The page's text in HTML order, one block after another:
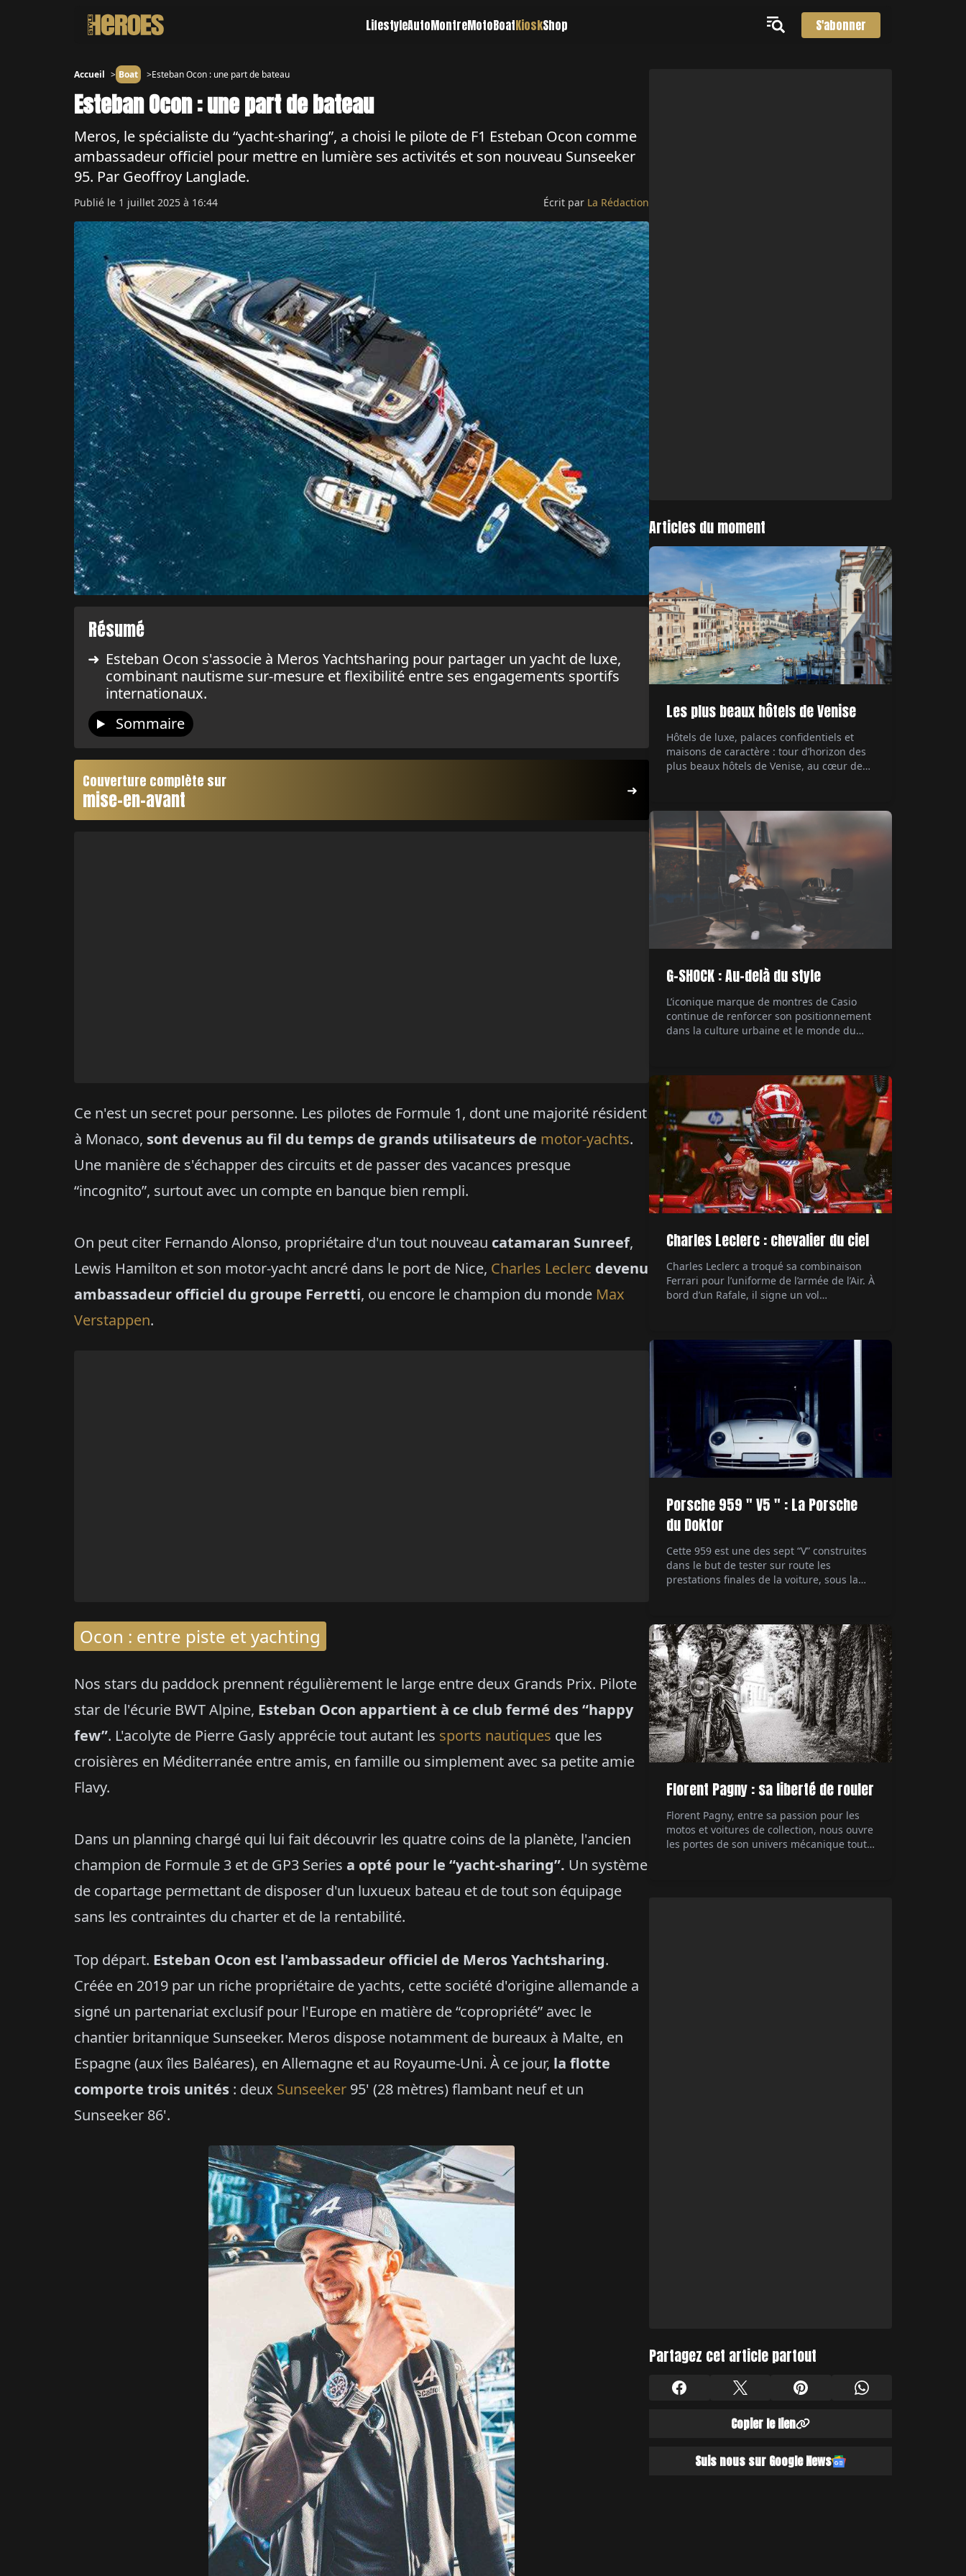
LifestyleAutoMontreMotoBoatKioskShop S'abonner
Accueil Boat Esteban Ocon : une part de bateau
Esteban Ocon : une part de bateau
Meros, le spécialiste du “yacht-sharing”, a choisi le pilote de F1 Esteban Ocon comme
ambassadeur officiel pour mettre en lumière ses activités et son nouveau Sunseeker
95. Par Geoffroy Langlade.
Publié le 1 juillet 2025 à 16:44 Écrit par La Rédaction
Résumé
Esteban Ocon s'associe à Meros Yachtsharing pour partager un yacht de luxe,
combinant nautisme sur-mesure et flexibilité entre ses engagements sportifs
internationaux.
Sommaire
Couverture complète sur
mise-en-avant
Ce n'est un secret pour personne. Les pilotes de Formule 1, dont une majorité résident
à Monaco, sont devenus au fil du temps de grands utilisateurs de motor-yachts.
Une manière de s'échapper des circuits et de passer des vacances presque
“incognito”, surtout avec un compte en banque bien rempli.
On peut citer Fernando Alonso, propriétaire d'un tout nouveau catamaran Sunreef,
Lewis Hamilton et son motor-yacht ancré dans le port de Nice, Charles Leclerc devenu
ambassadeur officiel du groupe Ferretti, ou encore le champion du monde Max
Verstappen.
Ocon : entre piste et yachting
Nos stars du paddock prennent régulièrement le large entre deux Grands Prix. Pilote
star de l'écurie BWT Alpine, Esteban Ocon appartient à ce club fermé des “happy
few”. L'acolyte de Pierre Gasly apprécie tout autant les sports nautiques que les
croisières en Méditerranée entre amis, en famille ou simplement avec sa petite amie
Flavy.
Dans un planning chargé qui lui fait découvrir les quatre coins de la planète, l'ancien
champion de Formule 3 et de GP3 Series a opté pour le “yacht-sharing”. Un système
de copartage permettant de disposer d'un luxueux bateau et de tout son équipage
sans les contraintes du charter et de la rentabilité.
Top départ. Esteban Ocon est l'ambassadeur officiel de Meros Yachtsharing.
Créée en 2019 par un riche propriétaire de yachts, cette société d'origine allemande a
signé un partenariat exclusif pour l'Europe en matière de “copropriété” avec le
chantier britannique Sunseeker. Meros dispose notamment de bureaux à Malte, en
Espagne (aux îles Baléares), en Allemagne et au Royaume-Uni. À ce jour, la flotte
comporte trois unités : deux Sunseeker 95' (28 mètres) flambant neuf et un
Sunseeker 86'.
Articles du moment
Les plus beaux hôtels de Venise
Hôtels de luxe, palaces confidentiels et
maisons de caractère : tour d’horizon des
plus beaux hôtels de Venise, au cœur de
G-SHOCK : Au-delà du style
L’iconique marque de montres de Casio
continue de renforcer son positionnement
dans la culture urbaine et le monde du
la scène musicale actuelle, devient son
ambassadeur. Un mariage naturel entre
style et authenticité. Par Hubert de la
Batte.
Charles Leclerc : chevalier du ciel
Charles Leclerc a troqué sa combinaison
Ferrari pour l’uniforme de l’armée de l’Air. À
bord d’un Rafale, il signe un vol
Porsche 959 " V5 " : La Porsche
du Doktor
Cette 959 est une des sept “V” construites
dans le but de tester sur route les
prestations finales de la voiture, sous la
technologique des années 80, la 959
démontre à l'époque à quel point il est
possible de pousser à l'extrême ce dont est
capable une […]
Florent Pagny : sa liberté de rouler
Florent Pagny, entre sa passion pour les
motos et voitures de collection, nous ouvre
les portes de son univers mécanique tout
Partagez cet article partout
Copier le lien
Suis nous sur Google News